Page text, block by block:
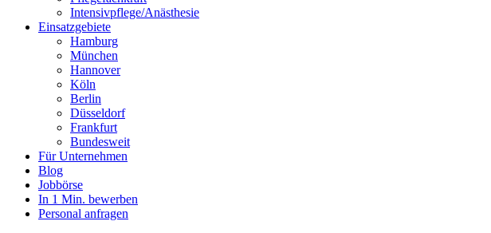
Intensivpflege/Anästhesie
Einsatzgebiete
Hamburg
München
Hannover
Köln
Berlin
Düsseldorf
Frankfurt
Bundesweit
Für Unternehmen
Blog
Jobbörse
In 1 Min. bewerben
Personal anfragen